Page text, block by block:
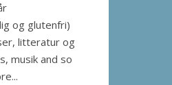
og glutenfri)
litteratur og
musik and so